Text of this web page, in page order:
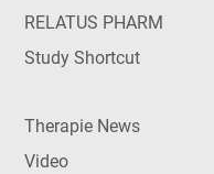
RELATUS PHARM
Study Shortcut
Therapie News
Video